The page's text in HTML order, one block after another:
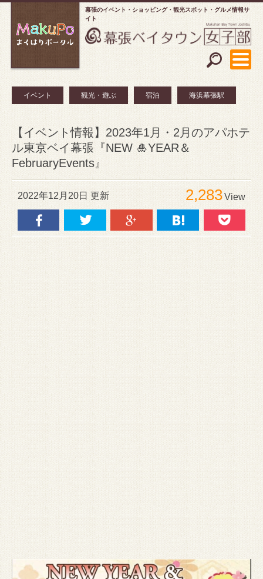
幕張のイベント・ショッピング
観光スポット・グルメ情報サ
イト
イベント 観光・遊ぶ 宿泊 海浜幕張駅
【イベント情報】2023年1月・2月のアパホテ
ル東京ベイ幕張『NEW 🎍YEAR＆
FebruaryEvents』
2022年12月20日 更新 2,283View